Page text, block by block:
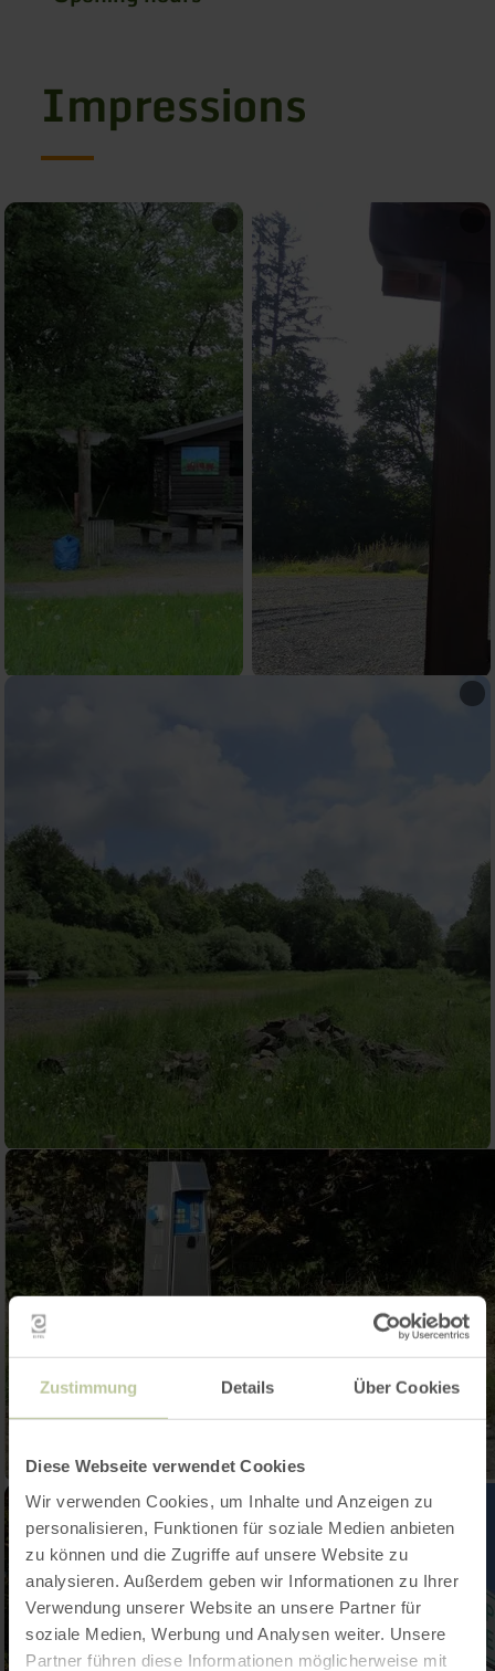
Zustimmung Details Über Cookies
Diese Webseite verwendet Cookies
Wir verwenden Cookies, um Inhalte und Anzeigen zu
personalisieren, Funktionen für soziale Medien anbieten
zu können und die Zugriffe auf unsere Website zu
analysieren. Außerdem geben wir Informationen zu Ihrer
Verwendung unserer Website an unsere Partner für
soziale Medien, Werbung und Analysen weiter. Unsere
Partner führen diese Informationen möglicherweise mit
Impressions